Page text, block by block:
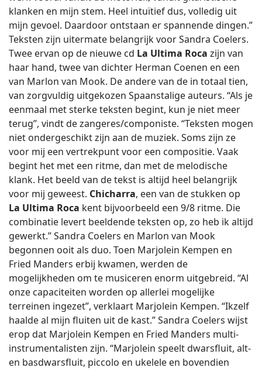
klanken en mijn stem. Heel intuïtief dus, volledig uit
mijn gevoel. Daardoor ontstaan er spannende dingen.”
Teksten zijn uitermate belangrijk voor Sandra Coelers.
Twee ervan op de nieuwe cd La Ultima Roca zijn van
haar hand, twee van dichter Herman Coenen en een
van Marlon van Mook. De andere van de in totaal tien,
van zorgvuldig uitgekozen Spaanstalige auteurs. “Als je
eenmaal met sterke teksten begint, kun je niet meer
terug”, vindt de zangeres/componiste. “Teksten mogen
niet ondergeschikt zijn aan de muziek. Soms zijn ze
voor mij een vertrekpunt voor een compositie. Vaak
begint het met een ritme, dan met de melodische
klank. Het beeld van de tekst is altijd heel belangrijk
voor mij geweest. Chicharra, een van de stukken op
La Ultima Roca kent bijvoorbeeld een 9/8 ritme. Die
combinatie levert beeldende teksten op, zo heb ik altijd
gewerkt.” Sandra Coelers en Marlon van Mook
begonnen ooit als duo. Toen Marjolein Kempen en
Fried Manders erbij kwamen, werden de
mogelijkheden om te musiceren enorm uitgebreid. “Al
onze capaciteiten worden op allerlei mogelijke
terreinen ingezet”, verklaart Marjolein Kempen. “Ikzelf
haalde al mijn fluiten uit de kast.” Sandra Coelers wijst
erop dat Marjolein Kempen en Fried Manders multi-
instrumentalisten zijn. “Marjolein speelt dwarsfluit, alt-
en basdwarsfluit, piccolo en ukelele en bovendien